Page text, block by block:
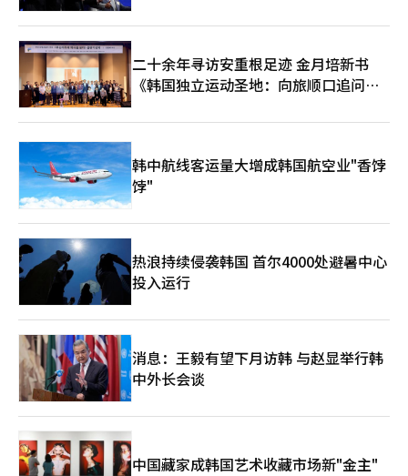
二十余年寻访安重根足迹 金月培新书
《韩国独立运动圣地：向旅顺口追问历
韩中航线客运量大增成韩国航空业"香饽
饽"
热浪持续侵袭韩国 首尔4000处避暑中心
投入运行
消息：王毅有望下月访韩 与赵显举行韩
中外长会谈
中国藏家成韩国艺术收藏市场新"金主"